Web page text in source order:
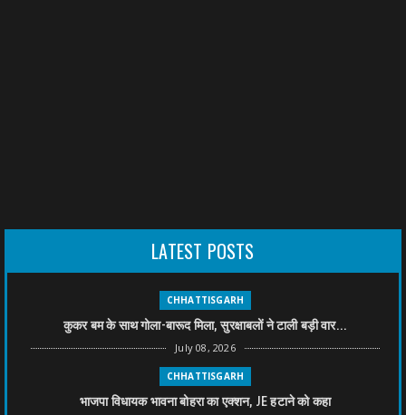
LATEST POSTS
CHHATTISGARH
कुकर बम के साथ गोला-बारूद मिला, सुरक्षाबलों ने टाली बड़ी वार...
July 08, 2026
CHHATTISGARH
भाजपा विधायक भावना बोहरा का एक्शन, JE हटाने को कहा